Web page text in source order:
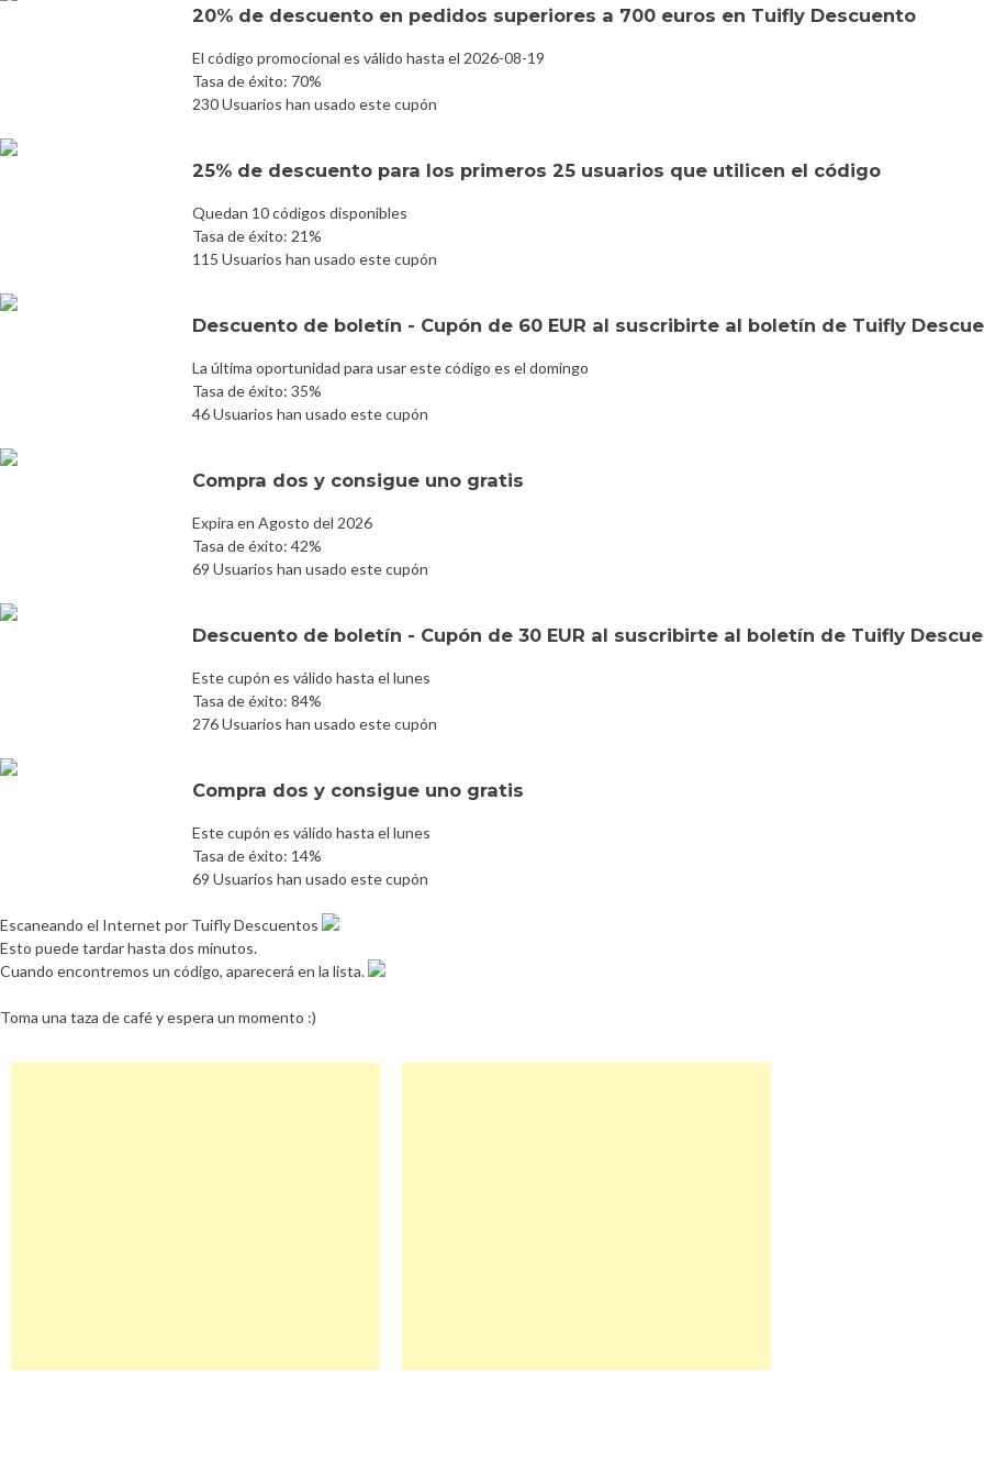
20% de descuento en pedidos superiores a 700 euros en Tuifly Descuento
El código promocional es válido hasta el 2026-08-19
Tasa de éxito: 70%
230 Usuarios han usado este cupón
25% de descuento para los primeros 25 usuarios que utilicen el código
Quedan 10 códigos disponibles
Tasa de éxito: 21%
115 Usuarios han usado este cupón
Descuento de boletín - Cupón de 60 EUR al suscribirte al boletín de Tuifly
La última oportunidad para usar este código es el domingo
Tasa de éxito: 35%
46 Usuarios han usado este cupón
Compra dos y consigue uno gratis
Expira en Agosto del 2026
Tasa de éxito: 42%
69 Usuarios han usado este cupón
Descuento de boletín - Cupón de 30 EUR al suscribirte al boletín de Tuifly
Este cupón es válido hasta el lunes
Tasa de éxito: 84%
276 Usuarios han usado este cupón
Compra dos y consigue uno gratis
Este cupón es válido hasta el lunes
Tasa de éxito: 14%
69 Usuarios han usado este cupón
Escaneando el Internet por Tuifly Descuentos
Esto puede tardar hasta dos minutos.
Cuando encontremos un código, aparecerá en la lista.
Toma una taza de café y espera un momento :)